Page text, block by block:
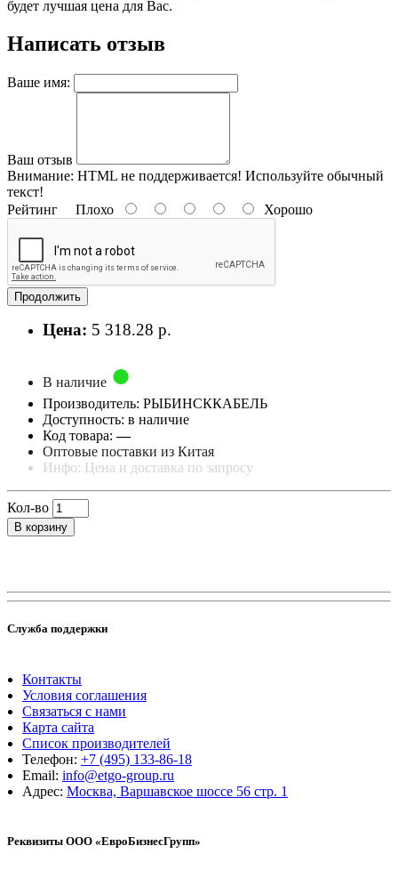
будет лучшая цена для Вас.
Написать отзыв
Ваше имя:
Ваш отзыв
Внимание: HTML не поддерживается! Используйте обычный
текст!
Рейтинг Плохо Хорошо
Продолжить
Цена: 5 318.28 р.
В наличие
Производитель: РЫБИНСККАБЕЛЬ
Доступность: в наличие
Код товара:—
Оптовые поставки из Китая
Инфо: Цена и доставка по запросу
Кол-во
В корзину
Служба поддержки
Контакты
Условия соглашения
Связаться с нами
Карта сайта
Список производителей
Телефон: +7 (495) 133-86-18
Email: info@etgo-group.ru
Адрес: Москва, Варшавское шоссе 56 стр. 1
Реквизиты ООО «ЕвроБизнесГрупп»